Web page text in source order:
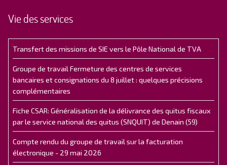
Vie des services
Transfert des missions de SIE vers le Pôle National de TVA
Groupe de travail Fermeture des centres de services
bancaires et consignations du 8 juillet : quelques précisions
complémentaires
Fiche CSAR: Généralisation de la délivrance des quitus fiscaux
par le service national des quitus (SNQUIT) de Denain (59)
Compte rendu du groupe de travail sur la facturation
électronique - 29 mai 2026